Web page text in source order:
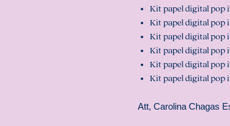
Kit papel digital pop
Kit papel digital pop
Kit papel digital pop
Kit papel digital pop
Kit papel digital pop
Kit papel digital pop
Att, Carolina Chagas